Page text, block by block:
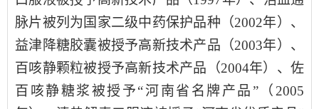
脉片被列为国家二级中药保护品种 （2002年）、
益津降糖胶囊被授予高新技术产品 （2003年）、
百咳静颗粒被授予高新技术产品 （2004年）、佐
百咳静糖浆被授予“河南省名牌产品”（ 2005